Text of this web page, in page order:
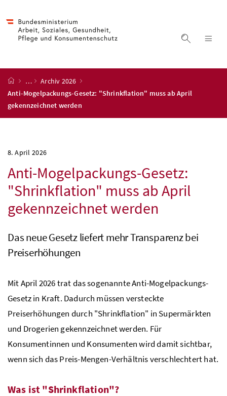
Suche
Startseite
…
Archiv 2026
Anti-Mogelpackungs-Gesetz: "Shrinkflation" muss ab April
gekennzeichnet werden
8. April 2026
Anti-Mogelpackungs-Gesetz:
"Shrinkflation" muss ab April
gekennzeichnet werden
Das neue Gesetz liefert mehr Transparenz bei
Preiserhöhungen
Mit April 2026 trat das sogenannte Anti-Mogelpackungs-
Gesetz in Kraft. Dadurch müssen versteckte
Preiserhöhungen durch "Shrinkflation" in Supermärkten
und Drogerien gekennzeichnet werden. Für
Konsumentinnen und Konsumenten wird damit sichtbar,
wenn sich das Preis-Mengen-Verhältnis verschlechtert hat.
Was ist "Shrinkflation"?